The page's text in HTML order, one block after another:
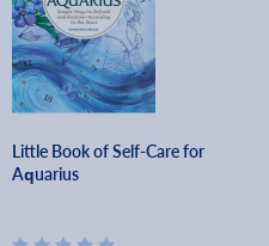
Little Book of Self-Care for
Aquarius